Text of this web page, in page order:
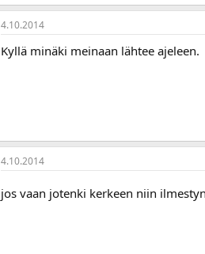
4.10.2014
Kyllä minäki meinaan lähtee ajeleen.
4.10.2014
jos vaan jotenki kerkeen niin